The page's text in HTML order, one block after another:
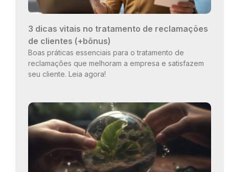
3 dicas vitais no tratamento de reclamações
de clientes (+bônus)
Boas práticas essenciais para o tratamento de
reclamações que melhoram a empresa e satisfazem
seu cliente. Leia agora!